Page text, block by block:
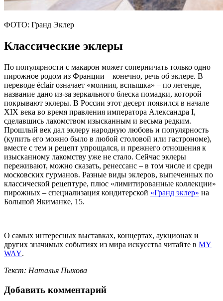
ФОТО: Гранд Эклер
Классические эклеры
По популярности с макарон может соперничать только одно
пирожное родом из Франции – конечно, речь об эклере. В
переводе éclair означает «молния, вспышка» – по легенде,
название дано из-за зеркального блеска помадки, которой
покрывают эклеры. В России этот десерт появился в начале
XIX века во время правления императора Александра I,
сделавшись лакомством изысканным и весьма редким.
Прошлый век дал эклеру народную любовь и популярность
(купить его можно было в любой столовой или гастрономе),
вместе с тем и рецепт упрощался, и прежнего отношения к
изысканному лакомству уже не стало. Сейчас эклеры
переживают, можно сказать, ренессанс – в том числе и среди
московских гурманов. Разные виды эклеров, выпеченных по
классической рецептуре, плюс «лимитированные коллекции»
пирожных – специализация кондитерской «Гранд эклер» на
Большой Якиманке, 15.
О самых интересных выставках, концертах, аукционах и
других значимых событиях из мира искусства читайте в MY
WAY.
Текст: Наталья Пыхова
Добавить комментарий